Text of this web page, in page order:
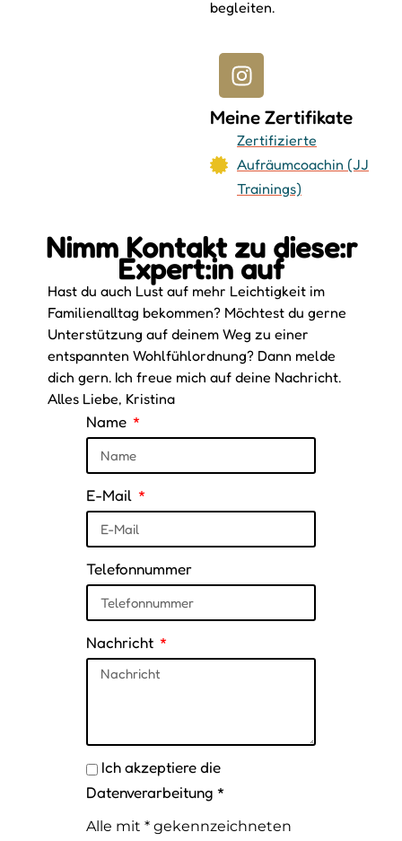
begleiten.
Meine Zertifikate
Zertifizierte
Aufräumcoachin (JJ
Trainings)
Nimm Kontakt zu diese:r
Expert:in auf
Hast du auch Lust auf mehr Leichtigkeit im
Familienalltag bekommen? Möchtest du gerne
Unterstützung auf deinem Weg zu einer
entspannten Wohlfühlordnung? Dann melde
dich gern. Ich freue mich auf deine Nachricht.
Alles Liebe, Kristina
Name
E-Mail
Telefonnummer
Nachricht
Ich akzeptiere die
Datenverarbeitung *
Alle mit * gekennzeichneten